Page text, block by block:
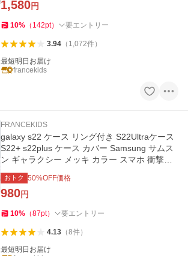
1,580円
10% （ 142pt） 要エントリー
3.94（ 1,072件）
最短明日お届け
francekids
FRANCEKIDS
galaxy s22 ケース リング付き S22Ultraケース
S22+ s22plus ケース カバー Samsung サムス
ン ギャラクシー メッキ カラー スマホ 衝撃吸
収 TPU 耐衝撃 保護
おトク 50%OFF価格
980円
10% （87pt） 要エントリー
4.13（8件）
最短明日お届け